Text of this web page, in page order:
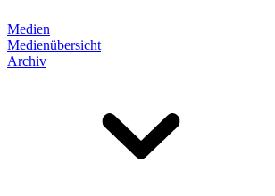
Medien
Medienübersicht
Archiv